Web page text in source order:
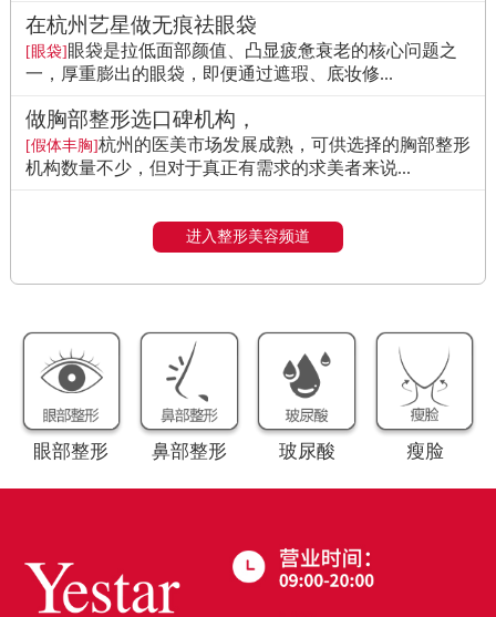
在杭州艺星做无痕祛眼袋
[眼袋]眼袋是拉低面部颜值、凸显疲惫衰老的核心问题之
一，厚重膨出的眼袋，即便通过遮瑕、底妆修...
做胸部整形选口碑机构，
[假体丰胸]杭州的医美市场发展成熟，可供选择的胸部整形
机构数量不少，但对于真正有需求的求美者来说...
进入整形美容频道
眼部整形 鼻部整形 玻尿酸 瘦脸